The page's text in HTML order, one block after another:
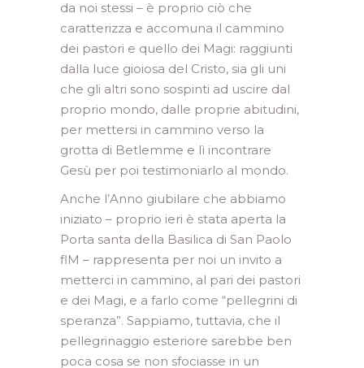
da noi stessi – è proprio ciò che
caratterizza e accomuna il cammino
dei pastori e quello dei Magi: raggiunti
dalla luce gioiosa del Cristo, sia gli uni
che gli altri sono sospinti ad uscire dal
proprio mondo, dalle proprie abitudini,
per mettersi in cammino verso la
grotta di Betlemme e lì incontrare
Gesù per poi testimoniarlo al mondo.
Anche l’Anno giubilare che abbiamo
iniziato – proprio ieri è stata aperta la
Porta santa della Basilica di San Paolo
flM – rappresenta per noi un invito a
metterci in cammino, al pari dei pastori
e dei Magi, e a farlo come “pellegrini di
speranza”. Sappiamo, tuttavia, che il
pellegrinaggio esteriore sarebbe ben
poca cosa se non sfociasse in un